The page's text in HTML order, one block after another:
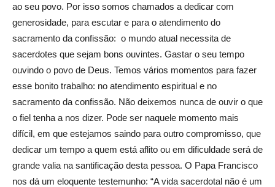
ao seu povo. Por isso somos chamados a dedicar com
generosidade, para escutar e para o atendimento do
sacramento da confissão: o mundo atual necessita de
sacerdotes que sejam bons ouvintes. Gastar o seu tempo
ouvindo o povo de Deus. Temos vários momentos para fazer
esse bonito trabalho: no atendimento espiritual e no
sacramento da confissão. Não deixemos nunca de ouvir o que
o fiel tenha a nos dizer. Pode ser naquele momento mais
difícil, em que estejamos saindo para outro compromisso, que
dedicar um tempo a quem está aflito ou em dificuldade será de
grande valia na santificação desta pessoa. O Papa Francisco
nos dá um eloquente testemunho: “A vida sacerdotal não é um